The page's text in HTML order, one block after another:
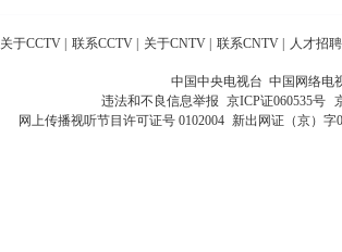
关于CCTV 联系CCTV 关于CNTV 联系CNTV 人才招聘
中国中央电视台 中国网络电
违法和不良信息举报 京ICP证060535号
网上传播视听节目许可证号 0102004 新出网证（京）